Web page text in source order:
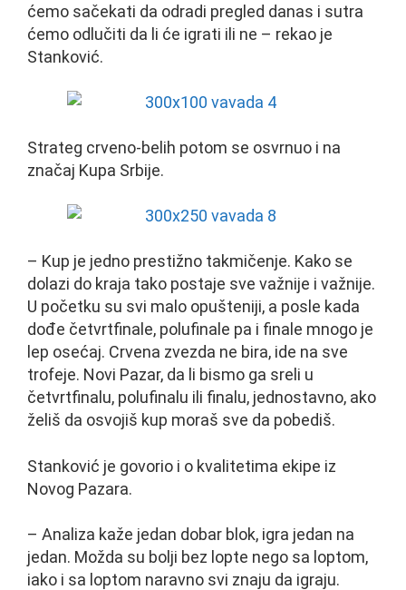
ćemo sačekati da odradi pregled danas i sutra
ćemo odlučiti da li će igrati ili ne – rekao je
Stanković.
Strateg crveno-belih potom se osvrnuo i na
značaj Kupa Srbije.
– Kup je jedno prestižno takmičenje. Kako se
dolazi do kraja tako postaje sve važnije i važnije.
U početku su svi malo opušteniji, a posle kada
dođe četvrtfinale, polufinale pa i finale mnogo je
lep osećaj. Crvena zvezda ne bira, ide na sve
trofeje. Novi Pazar, da li bismo ga sreli u
četvrtfinalu, polufinalu ili finalu, jednostavno, ako
želiš da osvojiš kup moraš sve da pobediš.
Stanković je govorio i o kvalitetima ekipe iz
Novog Pazara.
– Analiza kaže jedan dobar blok, igra jedan na
jedan. Možda su bolji bez lopte nego sa loptom,
iako i sa loptom naravno svi znaju da igraju.